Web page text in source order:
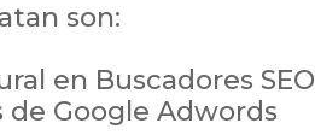
son:
en Buscadores SEO
Google Adwords